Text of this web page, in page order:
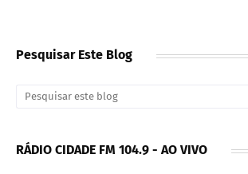
Pesquisar Este Blog
RÁDIO CIDADE FM 104.9 - AO VIVO